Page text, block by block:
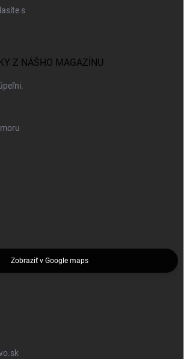
s
Z NÁŠHO MAGAZÍNU
Zobraziť v Google maps